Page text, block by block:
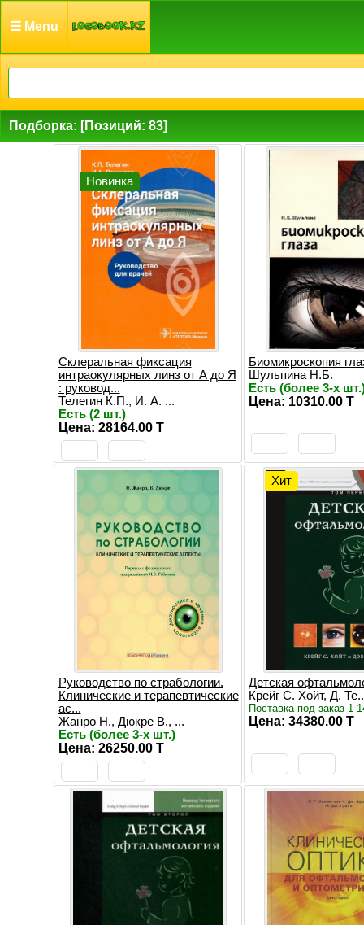
☰ Menu
Подборка: [Позиций: 83]
Новинка
Склеральная фиксация
интраокулярных линз от А до Я
: руковод...
Телегин К.П., И. А. ...
Есть (2 шт.)
Цена: 28164.00 T
Биомикроскопия
Шульпина Н.Б.
Есть (более 3-х
Цена: 10310.00 T
Руководство по страбологии.
Клинические и терапевтические
ас...
Жанро Н., Дюкре В., ...
Есть (более 3-х шт.)
Цена: 26250.00 T
Хит
Детская
Крейг С. Хойт, Д.
Поставка под заказ 1-
Цена: 34380.00 T